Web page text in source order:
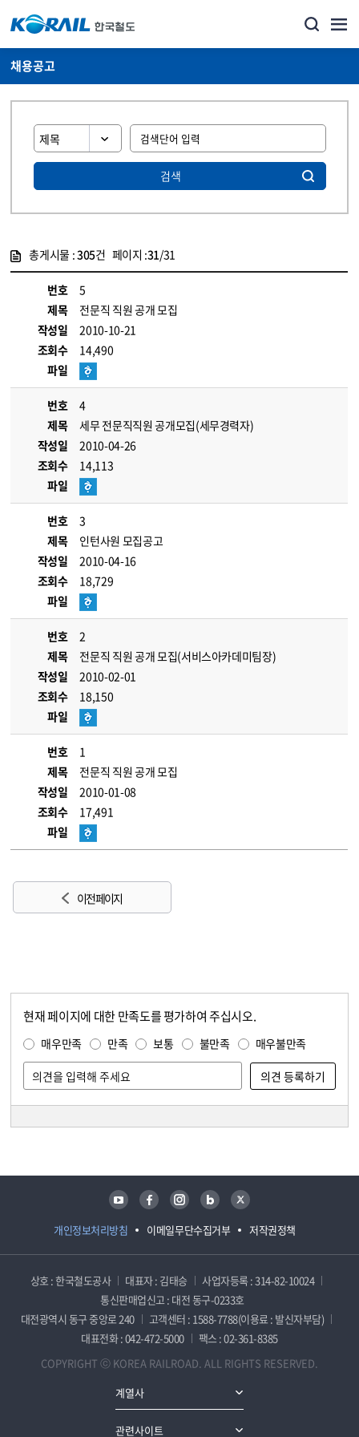
채용공고
검색
총게시물 :305건 페이지 :31/31
번호
5
제목
전문직 직원 공개 모집
작성일
2010-10-21
조회수
14,490
파일
번호
4
제목
세무 전문직직원 공개모집(세무경력자)
작성일
2010-04-26
조회수
14,113
파일
번호
3
제목
인턴사원 모집공고
작성일
2010-04-16
조회수
18,729
파일
번호
2
제목
전문직 직원 공개 모집(서비스아카데미팀장)
작성일
2010-02-01
조회수
18,150
파일
번호
1
제목
전문직 직원 공개 모집
작성일
2010-01-08
조회수
17,491
파일
이전 페이지
현재 페이지에 대한 만족도를 평가하여 주십시오.
매우만족 만족 보통 불만족 매우불만족
개인정보처리방침 이메일무단수집거부 저작권정책
유튜브 페이스북 인스타그램 블로그 트위터
상호 : 한국철도공사 대표자 : 김태승
사업자등록 : 314-82-10024
통신판매업신고 : 대전 동구-0233호
대전광역시 동구 중앙로 240
고객센터 : 1588-7788(이용료 : 발신자부담)
대표전화 : 042-472-5000
팩스 : 02-361-8385
COPYRIGHT ⓒ KOREA RAILROAD. ALL RIGHTS RESERVED.
계열사
관련사이트